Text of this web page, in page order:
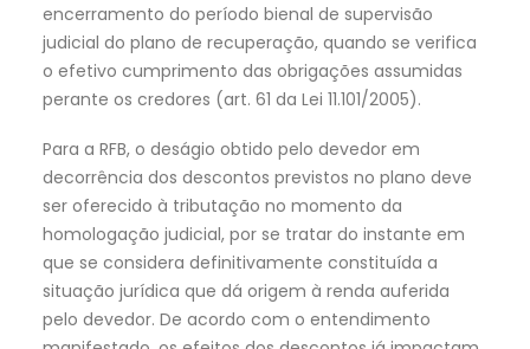
encerramento do período bienal de supervisão
judicial do plano de recuperação, quando se verifica
o efetivo cumprimento das obrigações assumidas
perante os credores (art. 61 da Lei 11.101/2005).
Para a RFB, o deságio obtido pelo devedor em
decorrência dos descontos previstos no plano deve
ser oferecido à tributação no momento da
homologação judicial, por se tratar do instante em
que se considera definitivamente constituída a
situação jurídica que dá origem à renda auferida
pelo devedor. De acordo com o entendimento